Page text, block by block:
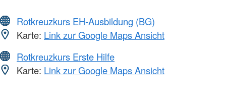
Rotkreuzkurs EH-Ausbildung (BG)
Karte: Link zur Google Maps Ansicht
Rotkreuzkurs Erste Hilfe
Karte: Link zur Google Maps Ansicht